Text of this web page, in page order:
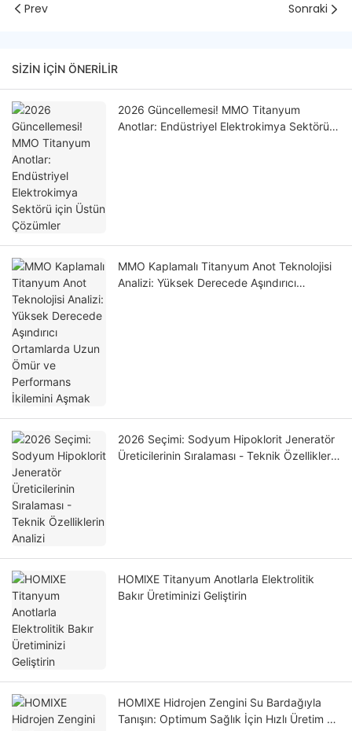
Prev Sonraki
SIZIN IÇIN ÖNERILIR
2026 Güncellemesi! MMO Titanyum
Anotlar: Endüstriyel Elektrokimya Sektörü
MMO Kaplamalı Titanyum Anot Teknolojisi
Analizi: Yüksek Derecede Aşındırıcı
2026 Seçimi: Sodyum Hipoklorit Jeneratör
Üreticilerinin Sıralaması - Teknik Özelliklerin
HOMlXE Titanyum Anotlarla Elektrolitik
Bakır Üretiminizi Geliştirin
HOMIXE Hidrojen Zengini Su Bardağıyla
Tanışın: Optimum Sağlık İçin Hızlı Üretim ve